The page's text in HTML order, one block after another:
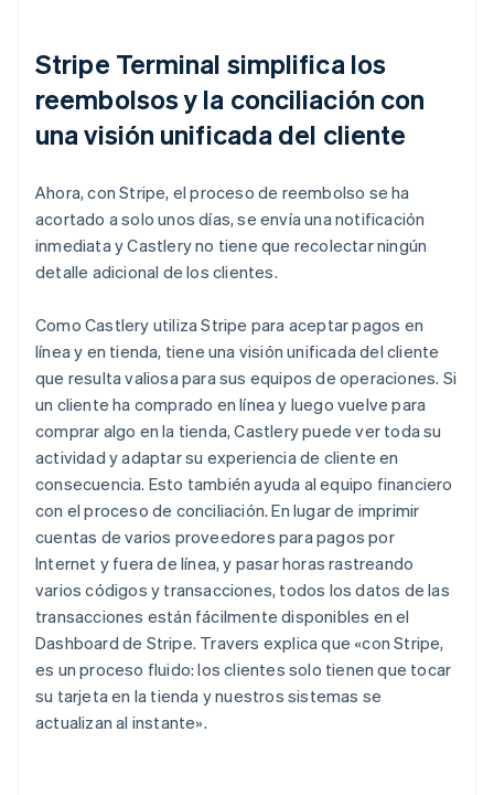
Stripe Terminal simplifica los
reembolsos y la conciliación con
una visión unificada del cliente
Ahora, con Stripe, el proceso de reembolso se ha
acortado a solo unos días, se envía una notificación
inmediata y Castlery no tiene que recolectar ningún
detalle adicional de los clientes.
Como Castlery utiliza Stripe para aceptar pagos en
línea y en tienda, tiene una visión unificada del cliente
que resulta valiosa para sus equipos de operaciones. Si
un cliente ha comprado en línea y luego vuelve para
comprar algo en la tienda, Castlery puede ver toda su
actividad y adaptar su experiencia de cliente en
consecuencia. Esto también ayuda al equipo financiero
con el proceso de conciliación. En lugar de imprimir
cuentas de varios proveedores para pagos por
Internet y fuera de línea, y pasar horas rastreando
varios códigos y transacciones, todos los datos de las
transacciones están fácilmente disponibles en el
Dashboard de Stripe. Travers explica que «con Stripe,
es un proceso fluido: los clientes solo tienen que tocar
su tarjeta en la tienda y nuestros sistemas se
actualizan al instante».